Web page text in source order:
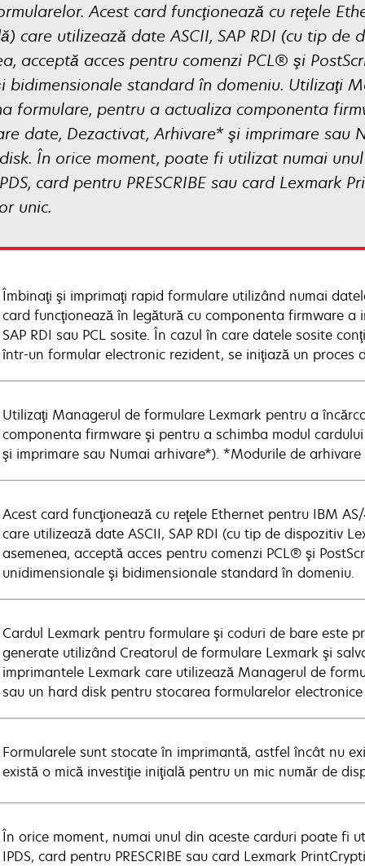
Acest card funcţionează cu reţele
care utilizează date ASCII, SAP RDI (cu tip
acceptă acces pentru comenzi PCL® şi
bidimensionale standard în domeniu. Utilizaţi
formulare, pentru a actualiza componenta
date, Dezactivat, Arhivare* şi imprimare sau
În orice moment, poate fi utilizat numai
card pentru PRESCRIBE sau card Lexmark
unic.
Îmbinaţi şi imprimaţi rapid formulare utilizând numai
card funcţionează în legătură cu componenta firmware
SAP RDI sau PCL sosite. În cazul în care datele sosite
într-un formular electronic rezident, se iniţiază un proces
Utilizaţi Managerul de formulare Lexmark pentru a
componenta firmware şi pentru a schimba modul
şi imprimare sau Numai arhivare*). *Modurile de
Acest card funcţionează cu reţele Ethernet pentru IBM
care utilizează date ASCII, SAP RDI (cu tip de dispozitiv
asemenea, acceptă acces pentru comenzi PCL® şi
unidimensionale şi bidimensionale standard în domeniu.
Cardul Lexmark pentru formulare şi coduri de bare este
generate utilizând Creatorul de formulare Lexmark şi
imprimantele Lexmark care utilizează Managerul de
sau un hard disk pentru stocarea formularelor
Formularele sunt stocate în imprimantă, astfel încât nu
există o mică investiţie iniţială pentru un mic număr de
În orice moment, numai unul din aceste carduri poate fi
IPDS, card pentru PRESCRIBE sau card Lexmark